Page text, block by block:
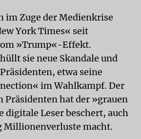
im Zuge der Medienkrise
York Times« seit
»Trump«-Effekt.
sie neue Skandale und
etwa seine
im Wahlkampf. Der
Präsidenten hat der »grauen
digitale Leser beschert, auch
Millionenverluste macht.